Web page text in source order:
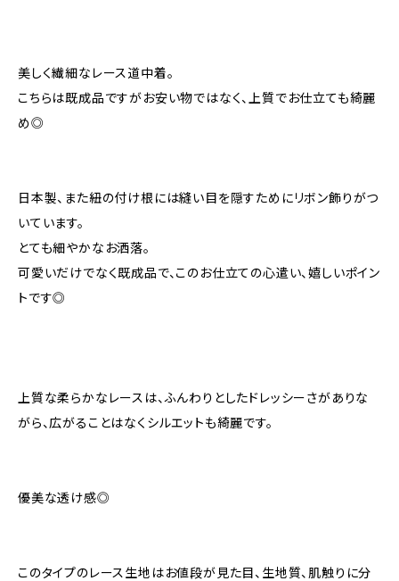
美しく繊細なレース道中着。
こちらは既成品ですがお安い物ではなく、上質でお仕立ても綺麗
め◎
日本製、また紐の付け根には縫い目を隠すためにリボン飾りがつ
いています。
とても細やかなお洒落。
可愛いだけでなく既成品で、このお仕立ての心遣い、嬉しいポイン
トです◎
上質な柔らかなレースは、ふんわりとしたドレッシーさがありな
がら、広がることはなくシルエットも綺麗です。
優美な透け感◎
このタイプのレース生地はお値段が見た目、生地質、肌触りに分